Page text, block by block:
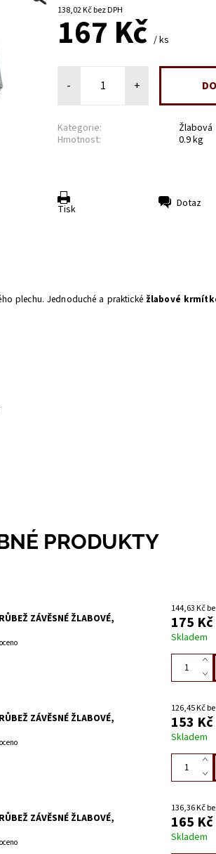
138,02 Kč bez DPH
167 Kč/ ks
- +
Kategorie:
Žlabová
Hmotnost:
0.9 kg
Tisk Dotaz
plechu. Jednoduché a praktickéžlabové
PRODUKTY
ZÁVĚSNÉ ŽLABOVÉ,
144,63 Kč
175 Kč
Skladem
ZÁVĚSNÉ ŽLABOVÉ,
126,45 Kč
153 Kč
Skladem
ZÁVĚSNÉ ŽLABOVÉ,
136,36 Kč
165 Kč
Skladem